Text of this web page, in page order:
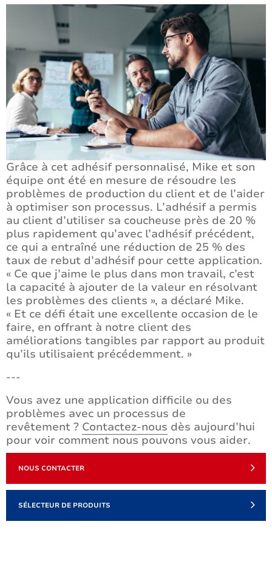
Grâce à cet adhésif personnalisé, Mike et son
équipe ont été en mesure de résoudre les
problèmes de production du client et de l’aider
à optimiser son processus. L’adhésif a permis
au client d’utiliser sa coucheuse près de 20 %
plus rapidement qu’avec l’adhésif précédent,
ce qui a entraîné une réduction de 25 % des
taux de rebut d’adhésif pour cette application.
« Ce que j’aime le plus dans mon travail, c’est
la capacité à ajouter de la valeur en résolvant
les problèmes des clients », a déclaré Mike.
« Et ce défi était une excellente occasion de le
faire, en offrant à notre client des
améliorations tangibles par rapport au produit
qu’ils utilisaient précédemment. »
---
Vous avez une application difficile ou des
problèmes avec un processus de
revêtement ? Contactez-nous dès aujourd’hui
pour voir comment nous pouvons vous aider.
NOUS CONTACTER
SÉLECTEUR DE PRODUITS